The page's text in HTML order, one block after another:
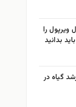
ویرپول را
بدانید
گیاه در